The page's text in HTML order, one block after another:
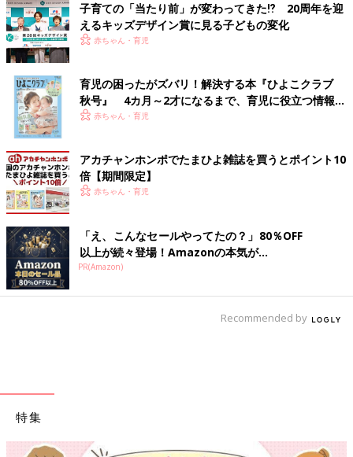
うです。無理に靴を履かせるよりも、自信持って裸足OKにして
あげたほうが、子どもらしく素敵な経験ができるからだとでんち
ゃん先生は続けます。
すなわち、子どもの意見を否定するのではなく、子どもの気持ち
を第一に考えた声かけが重要だとでんちゃん先生。もしこの先、
子どもが靴を履いてくれなくて困ったときは、今回のでんちゃん
先生の魔法の声かけを一つずつ実践してみてはいかがでしょう
か。
取材・文／佐藤 文子
くできる」とSNSで話題、3児の保育士
パパ＆ベビーシッターでんちゃん先生が
教える魔法の声かけ
「遊び終わったら片づけしようね」と約束した
はずなのに、まったく聞く耳を持たない子ど
子育ての「当たり前」が変わってきた⁉ 20周年を迎
えるキッズデザイン賞に見る子どもの変化
赤ちゃん・育児
育児の困ったがズバリ！解決する本『ひよこクラブ
秋号』 4カ月～2才になるまで、育児に役立つ情報が
いっぱい！
赤ちゃん・育児
アカチャンホンポでたまひよ雑誌を買うとポイント10
倍【期間限定】
赤ちゃん・育児
「え、こんなセールやってたの？」80％OFF
以上が続々登場！Amazonの本気が...
PR(Amazon)
Recommended by
特集